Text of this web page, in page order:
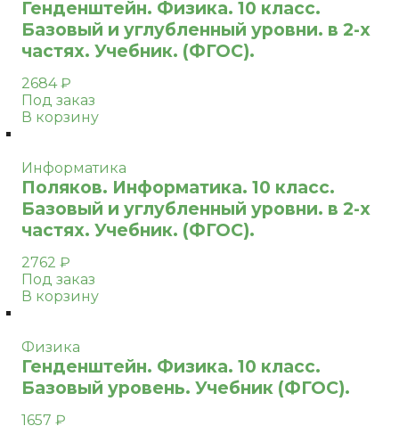
Генденштейн. Физика. 10 класс.
Базовый и углубленный уровни. в 2-х
частях. Учебник. (ФГОС).
2684₽
Под заказ
В корзину
Информатика
Поляков. Информатика. 10 класс.
Базовый и углубленный уровни. в 2-х
частях. Учебник. (ФГОС).
2762 ₽
Под заказ
В корзину
Физика
Генденштейн. Физика. 10 класс.
Базовый уровень. Учебник (ФГОС).
1657 ₽